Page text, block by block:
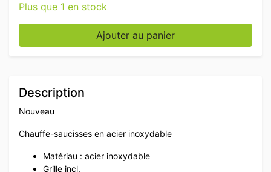
Plus que 1 en stock
quantité de Saro double chauffe-saucisses en acier
Ajouter au panier
Description
Nouveau
Chauffe-saucisses en acier inoxydable
Matériau : acier inoxydable
Grille incl.